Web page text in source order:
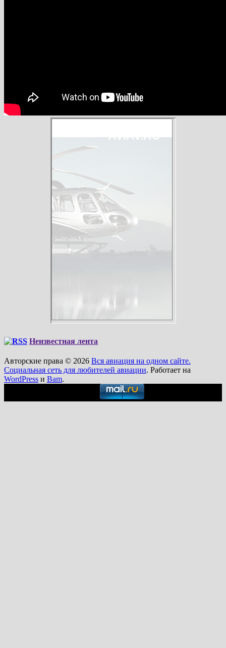
Неизвестная лента
Авторские права © 2026 Вся авиация на одном сайте.
Социальная сеть для любителей авиации. Работает на
WordPress и Bam.